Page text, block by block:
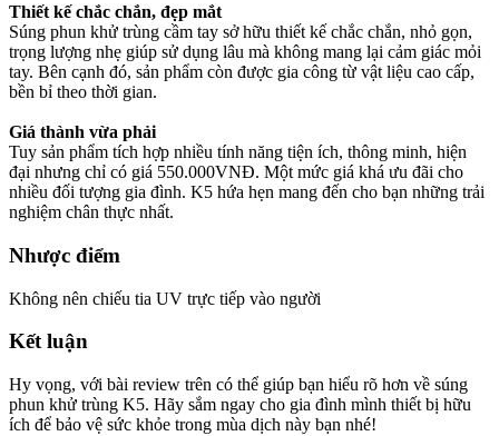
Thiết kế chắc chắn, đẹp mắt
Súng phun khử trùng cầm tay sở hữu thiết kế chắc chắn, nhỏ gọn,
trọng lượng nhẹ giúp sử dụng lâu mà không mang lại cảm giác mỏi
tay. Bên cạnh đó, sản phẩm còn được gia công từ vật liệu cao cấp,
bền bỉ theo thời gian.
Giá thành vừa phải
Tuy sản phẩm tích hợp nhiều tính năng tiện ích, thông minh, hiện
đại nhưng chỉ có giá 550.000VNĐ. Một mức giá khá ưu đãi cho
nhiều đối tượng gia đình. K5 hứa hẹn mang đến cho bạn những trải
nghiệm chân thực nhất.
Nhược điểm
Không nên chiếu tia UV trực tiếp vào người
Kết luận
Hy vọng, với bài review trên có thể giúp bạn hiểu rõ hơn về súng
phun khử trùng K5. Hãy sắm ngay cho gia đình mình thiết bị hữu
ích để bảo vệ sức khỏe trong mùa dịch này bạn nhé!